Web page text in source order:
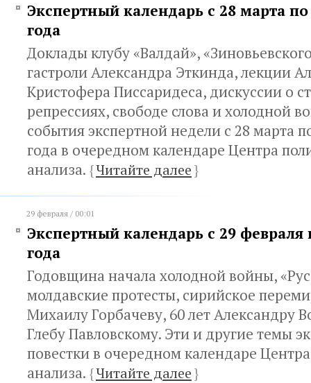
Экспертный календарь с 28 марта
года
Доклады клубу «Валдай»,
гастроли Александра Эткинда, лекции
Кристофера Писсаридеса, дискуссии о
репрессиях, свободе слова и холодной
события экспертной недели с 28 марта
года в очередном календаре Центра
анализа. {Читайте далее}
29 февраля / 00:01
Экспертный календарь с 29 февраля
года
Годовщина начала холодной войны,
молдавские протесты, сирийское
Михаилу Горбачеву, 60 лет Александру
Глебу Павловскому. Эти и другие темы
повестки в очередном календаре
анализа. {Читайте далее}